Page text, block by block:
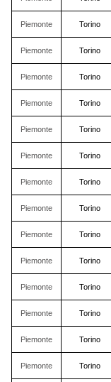
Piemonte Torino
Piemonte Torino
Piemonte Torino
Piemonte Torino
Piemonte Torino
Piemonte Torino
Piemonte Torino
Piemonte Torino
Piemonte Torino
Piemonte Torino
Piemonte Torino
Piemonte Torino
Piemonte Torino
Piemonte Torino